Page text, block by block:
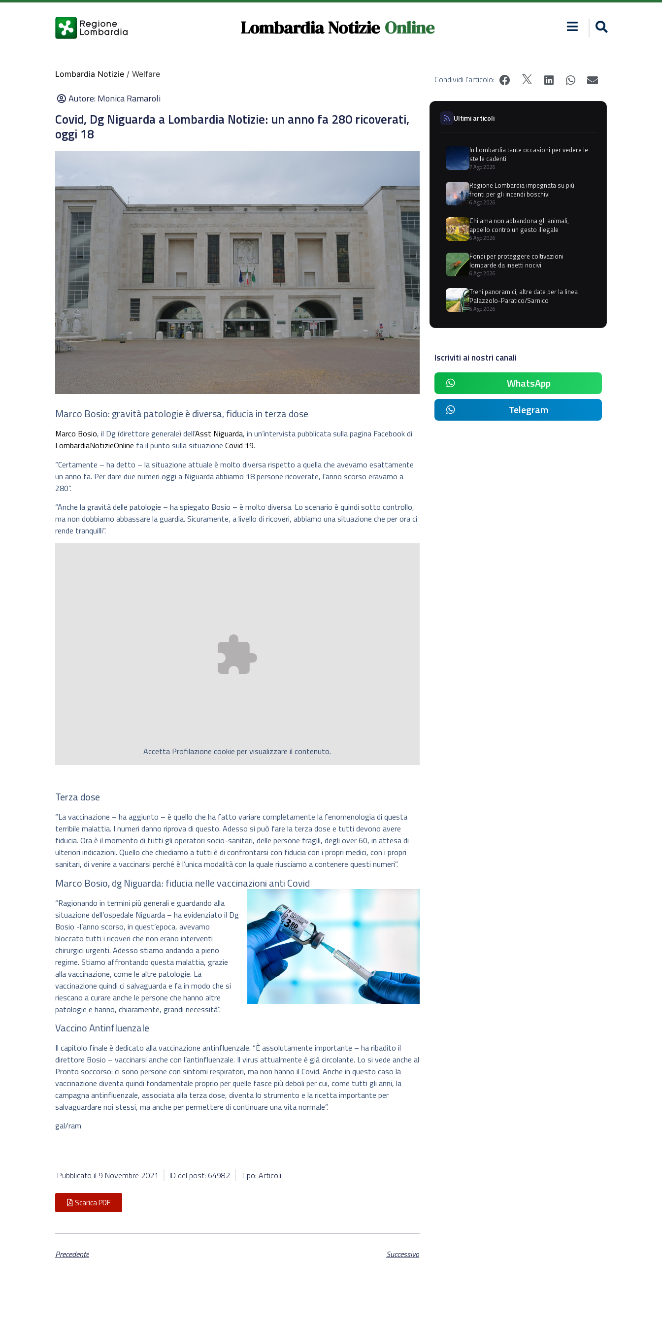
Lombardia Notizie Online
Lombardia Notizie / Welfare
Autore:Monica Ramaroli
Covid, Dg Niguarda a Lombardia Notizie: un anno fa 280 ricoverati,
oggi 18
Marco Bosio: gravità patologie è diversa, fiducia in terza dose
Marco Bosio, il Dg (direttore generale) dell’Asst Niguarda, in un’intervista pubblicata sulla pagina Facebook di
LombardiaNotizieOnline fa il punto sulla situazione Covid 19.
“Certamente – ha detto – la situazione attuale è molto diversa rispetto a quella che avevamo esattamente
un anno fa. Per dare due numeri oggi a Niguarda abbiamo 18 persone ricoverate, l’anno scorso eravamo a
280”.
“Anche la gravità delle patologie – ha spiegato Bosio – è molto diversa. Lo scenario è quindi sotto controllo,
ma non dobbiamo abbassare la guardia. Sicuramente, a livello di ricoveri, abbiamo una situazione che per ora ci
rende tranquilli”.
Accetta Profilazione cookie per visualizzare il contenuto.
Terza dose
“La vaccinazione – ha aggiunto – è quello che ha fatto variare completamente la fenomenologia di questa
terribile malattia. I numeri danno riprova di questo. Adesso si può fare la terza dose e tutti devono avere
fiducia. Ora è il momento di tutti gli operatori socio-sanitari, delle persone fragili, degli over 60, in attesa di
ulteriori indicazioni. Quello che chiediamo a tutti è di confrontarsi con fiducia con i propri medici, con i propri
sanitari, di venire a vaccinarsi perché è l’unica modalità con la quale riusciamo a contenere questi numeri”.
Marco Bosio, dg Niguarda: fiducia nelle vaccinazioni anti Covid
“Ragionando in termini più generali e guardando alla
situazione dell’ospedale Niguarda – ha evidenziato il Dg
Bosio -l’anno scorso, in quest’epoca, avevamo
bloccato tutti i ricoveri che non erano interventi
chirurgici urgenti. Adesso stiamo andando a pieno
regime. Stiamo affrontando questa malattia, grazie
alla vaccinazione, come le altre patologie. La
vaccinazione quindi ci salvaguarda e fa in modo che si
riescano a curare anche le persone che hanno altre
patologie e hanno, chiaramente, grandi necessità”.
Vaccino Antinfluenzale
Il capitolo finale è dedicato alla vaccinazione antinfluenzale. “È assolutamente importante – ha ribadito il
direttore Bosio – vaccinarsi anche con l’antinfluenzale. Il virus attualmente è già circolante. Lo si vede anche al
Pronto soccorso: ci sono persone con sintomi respiratori, ma non hanno il Covid. Anche in questo caso la
vaccinazione diventa quindi fondamentale proprio per quelle fasce più deboli per cui, come tutti gli anni, la
campagna antinfluenzale, associata alla terza dose, diventa lo strumento e la ricetta importante per
salvaguardare noi stessi, ma anche per permettere di continuare una vita normale”.
gal/ram
Pubblicato il 9 Novembre 2021 ID del post: 64982 Tipo: Articoli
Scarica PDF
Precedente Successivo
Condividi l'articolo:
Ultimi articoli
In Lombardia tante occasioni per vedere le
stelle cadenti
7 Ago 2026
Regione Lombardia impegnata su più
fronti per gli incendi boschivi
6 Ago 2026
Chi ama non abbandona gli animali,
appello contro un gesto illegale
6 Ago 2026
Fondi per proteggere coltivazioni
lombarde da insetti nocivi
6 Ago 2026
Treni panoramici, altre date per la linea
Palazzolo-Paratico/Sarnico
6 Ago 2026
Iscriviti ai nostri canali
WhatsApp
Telegram